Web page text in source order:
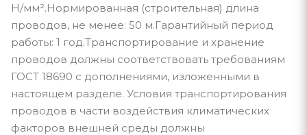
Н/мм².Нормированная (строительная) длина
проводов, не менее: 50 м.Гарантийный период
работы: 1 год.Транспортирование и хранение
проводов должны соответствовать требованиям
ГОСТ 18690 с дополнениями, изложенными в
настоящем разделе. Условия транспортирования
проводов в части воздействия климатических
факторов внешней среды должны